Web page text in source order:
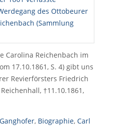
Carolina Reichenbach im
17.10.1861, S. 4) gibt uns
Revierförsters Friedrich
†11.10.1861,
, Biographie, Carl